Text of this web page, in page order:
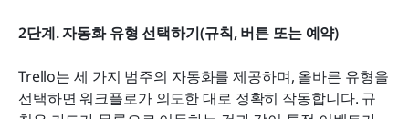
2단계. 자동화 유형 선택하기(규칙, 버튼 또는 예약)
Trello는 세 가지 범주의 자동화를 제공하며, 올바른 유형을
선택하면 워크플로가 의도한 대로 정확히 작동합니다. 규